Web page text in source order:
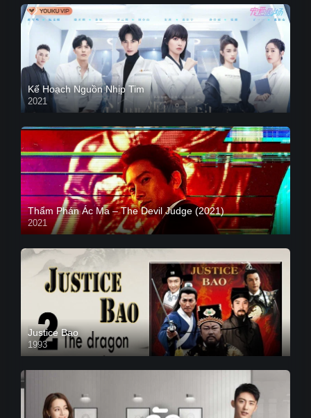
Kế Hoạch Nguồn Nhịp Tim
2021
Thẩm Phán Ác Ma – The Devil Judge (2021)
2021
Justice Bao
1993